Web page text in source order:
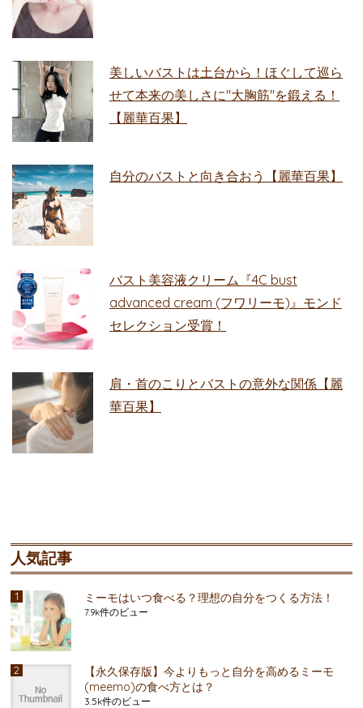
美しいバストは土台から！ほぐして巡ら
せて本来の美しさに"大胸筋"を鍛える！
【麗華百果】
自分のバストと向き合おう【麗華百果】
バスト美容液クリーム『4C bust
advanced cream (フワリーモ)』モンド
セレクション受賞！
肩・首のこりとバストの意外な関係【麗
華百果】
人気記事
ミーモはいつ食べる？理想の自分をつくる方法！
7.9k件のビュー
【永久保存版】今よりもっと自分を高めるミーモ
(meemo)の食べ方とは？
3.5k件のビュー